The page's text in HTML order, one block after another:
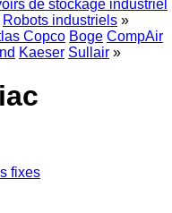
de stockage industriel
Robots industriels »
Copco Boge CompAir
Kaeser Sullair »
fixes